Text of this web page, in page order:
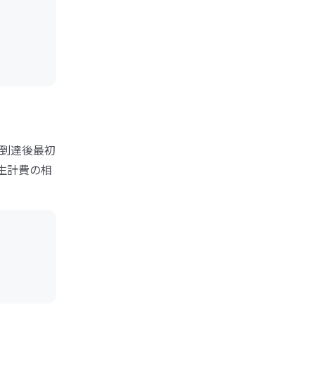
達後最初
計費の相